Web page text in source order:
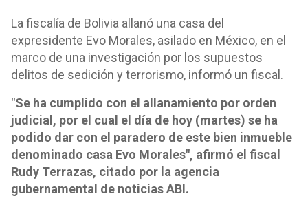
La fiscalía de Bolivia allanó una casa del
expresidente Evo Morales, asilado en México, en el
marco de una investigación por los supuestos
delitos de sedición y terrorismo, informó un fiscal.
"Se ha cumplido con el allanamiento por orden
judicial, por el cual el día de hoy (martes) se ha
podido dar con el paradero de este bien inmueble
denominado casa Evo Morales", afirmó el fiscal
Rudy Terrazas, citado por la agencia
gubernamental de noticias ABI.